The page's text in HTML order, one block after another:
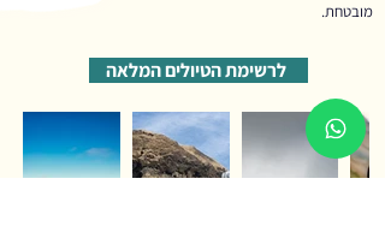
מובטחת.
לרשימת הטיולים המלאה